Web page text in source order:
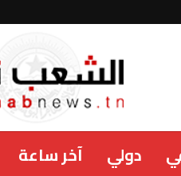
دولي آخر ساعة